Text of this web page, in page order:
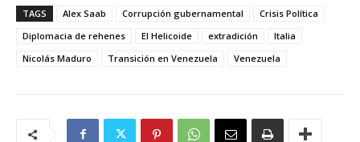
TAGS Alex Saab Corrupción gubernamental
Crisis Política
Diplomacia de rehenes
El Helicoide extradición
Italia
Nicolás Maduro
Transición en Venezuela Venezuela